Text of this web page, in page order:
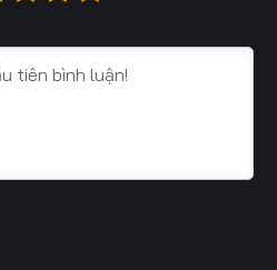
26
32 33